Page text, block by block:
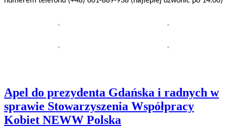
Apel do prezydenta Gdańska i radnych w
sprawie Stowarzyszenia Współpracy
Kobiet NEWW Polska